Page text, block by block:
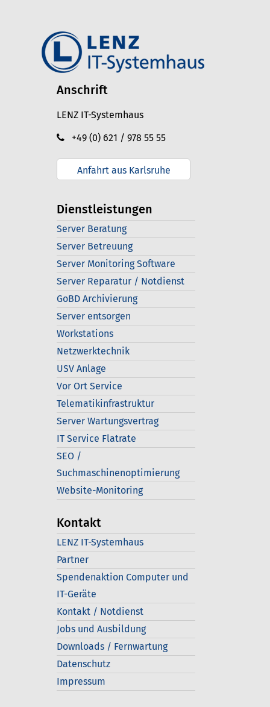
Anschrift
LENZ IT-Systemhaus
+49 (0) 621 / 978 55 55
Anfahrt aus Karlsruhe
Dienstleistungen
Server Beratung
Server Betreuung
Server Monitoring Software
Server Reparatur / Notdienst
GoBD Archivierung
Server entsorgen
Workstations
Netzwerktechnik
USV Anlage
Vor Ort Service
Telematikinfrastruktur
Server Wartungsvertrag
IT Service Flatrate
SEO /
Suchmaschinenoptimierung
Website-Monitoring
Kontakt
LENZ IT-Systemhaus
Partner
Spendenaktion Computer und
IT-Geräte
Kontakt / Notdienst
Jobs und Ausbildung
Downloads / Fernwartung
Datenschutz
Impressum